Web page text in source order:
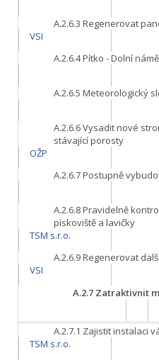
A.2.6.3 Regenerovat
VSI
A.2.6.4Pítko - Dolní
A.2.6.5 Meteorologický
A.2.6.6Vysadit nové
stávající porosty
OŽP
A.2.6.7Postupně
A.2.6.8Pravidelně
pískoviště a lavičky
TSM s.r.o.
A.2.6.9Regenerovat
VSI
A.2.7Zatraktivnit
A.2.7.1 Zajistit instalaci
TSM s.r.o.